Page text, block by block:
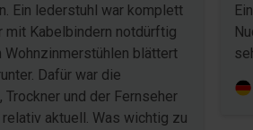
Ein lederstuhl war komplett
mit Kabelbindern notdürftig
Wohnzinmerstühlen blättert
Dafür war die
Trockner und der Fernseher
aktuell. Was wichtig zu